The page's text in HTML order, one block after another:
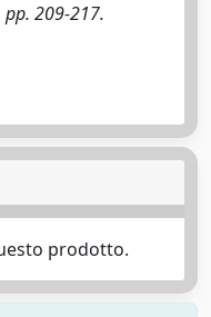
pp. 209-217.
prodotto.